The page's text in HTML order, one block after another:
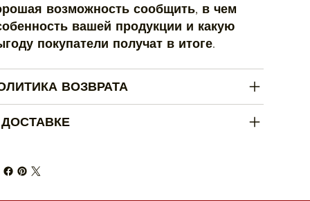
возможность сообщить, в чем
вашей продукции и какую
покупатели получат в итоге.
ВОЗВРАТА